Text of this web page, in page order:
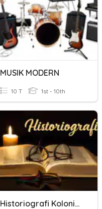
MUSIK MODERN
10 T 1st - 10th
Historiografi Kolonial Dan Modern